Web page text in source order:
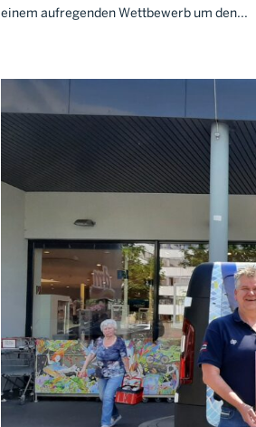
einem aufregenden Wettbewerb um den...